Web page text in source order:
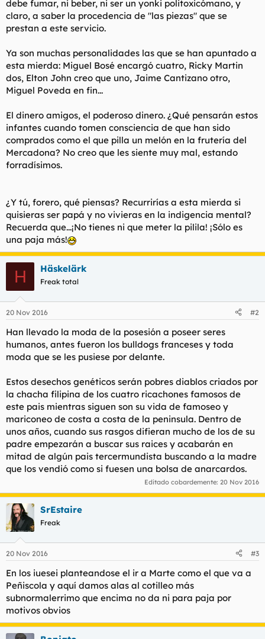
debe fumar, ni beber, ni ser un yonki politoxicómano, y
claro, a saber la procedencia de "las piezas" que se
prestan a este servicio.
Ya son muchas personalidades las que se han apuntado a
esta mierda: Miguel Bosé encargó cuatro, Ricky Martin
dos, Elton John creo que uno, Jaime Cantizano otro,
Miguel Poveda en fin...
El dinero amigos, el poderoso dinero. ¿Qué pensarán estos
infantes cuando tomen consciencia de que han sido
comprados como el que pilla un melón en la frutería del
Mercadona? No creo que les siente muy mal, estando
forradísimos.
¿Y tú, forero, qué piensas? Recurrirías a esta mierda si
quisieras ser papá y no vivieras en la indigencia mental?
Recuerda que...¡No tienes ni que meter la pilila! ¡Sólo es
una paja más!
H Häskelärk
Freak total
20 Nov 2016 #2
Han llevado la moda de la posesión a poseer seres
humanos, antes fueron los bulldogs franceses y toda
moda que se les pusiese por delante.
Estos desechos genéticos serán pobres diablos criados por
la chacha filipina de los cuatro ricachones famosos de
este pais mientras siguen son su vida de famoseo y
mariconeo de costa a costa de la peninsula. Dentro de
unos años, cuando sus rasgos difieran mucho de los de su
padre empezarán a buscar sus raices y acabarán en
mitad de algún pais tercermundista buscando a la madre
que los vendió como si fuesen una bolsa de anarcardos.
Editado cobardemente: 20 Nov 2016
SrEstaire
Freak
20 Nov 2016 #3
En los iuesei planteandose el ir a Marte como el que va a
Peñiscola y aquí damos alas al cotilleo más
subnormalerrimo que encima no da ni para paja por
motivos obvios